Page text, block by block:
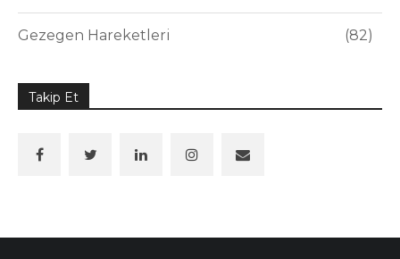
Gezegen Hareketleri 82
Takip Et